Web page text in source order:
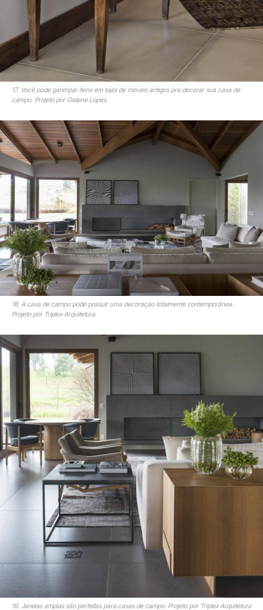
17. Você pode garimpar itens em lojas de móveis antigos pra decorar sua casa de
campo. Projeto por Gislene Lopes
18. A casa de campo pode possuir uma decoração totalmente contemporânea.
Projeto por Triplex Arquitetura
19. Janelas amplas são perfeitas para casas de campo. Projeto por Triplex Arquitetura